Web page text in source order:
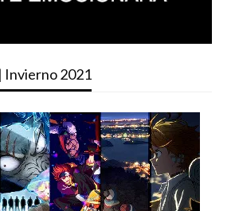
Invierno 2021